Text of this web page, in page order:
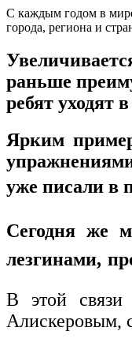
С каждым годом в
города, региона и
раньше
ребят уходят
Ярким
уже писали в
Сегодня же
лезгинами,
В этой связи
Алискеровым,